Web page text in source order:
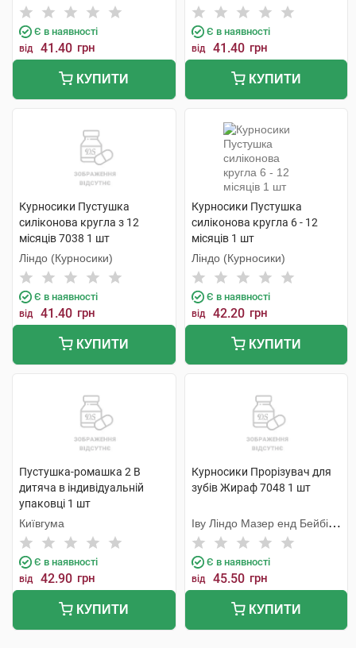
Є в наявності
від 41.40 грн
КУПИТИ
Є в наявності
від 41.40 грн
КУПИТИ
Курносики Пустушка
силіконова кругла з 12
місяців 7038 1 шт
Ліндо (Курносики)
Є в наявності
від 41.40 грн
КУПИТИ
Курносики Пустушка
силіконова кругла 6 - 12
місяців 1 шт
Ліндо (Курносики)
Є в наявності
від 42.20 грн
КУПИТИ
Пустушка-ромашка 2 В
дитяча в індивідуальній
упаковці 1 шт
Київгума
Є в наявності
від 42.90 грн
КУПИТИ
Курносики Прорізувач для
зубів Жираф 7048 1 шт
Іву Ліндо Мазер енд Бейбі
Продактс
Є в наявності
від 45.50 грн
КУПИТИ